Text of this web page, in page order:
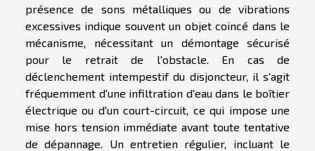
présence de sons métalliques ou de vibrations
excessives indique souvent un objet coincé dans le
mécanisme, nécessitant un démontage sécurisé
pour le retrait de l'obstacle. En cas de
déclenchement intempestif du disjoncteur, il s'agit
fréquemment d'une infiltration d'eau dans le boîtier
électrique ou d'un court-circuit, ce qui impose une
mise hors tension immédiate avant toute tentative
de dépannage. Un entretien régulier, incluant le